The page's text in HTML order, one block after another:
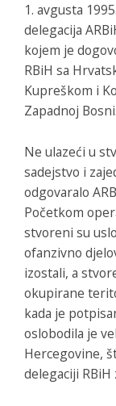
1. avgusta
delegacija
kojem je
RBiH sa
Kupreškom i
Zapadnoj Bosni.
Ne ulazeći u
sadejstvo i
odgovaralo
Početkom
stvoreni su
ofanzivno
izostali, a
okupirane
kada je
oslobodila je
Hercegovine,
delegaciji